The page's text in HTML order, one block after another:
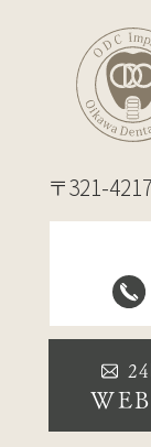
〒321-4217